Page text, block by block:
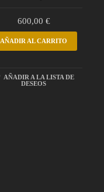
600,00 €
AÑADIR AL CARRITO
AÑADIR A LA LISTA DE
DESEOS